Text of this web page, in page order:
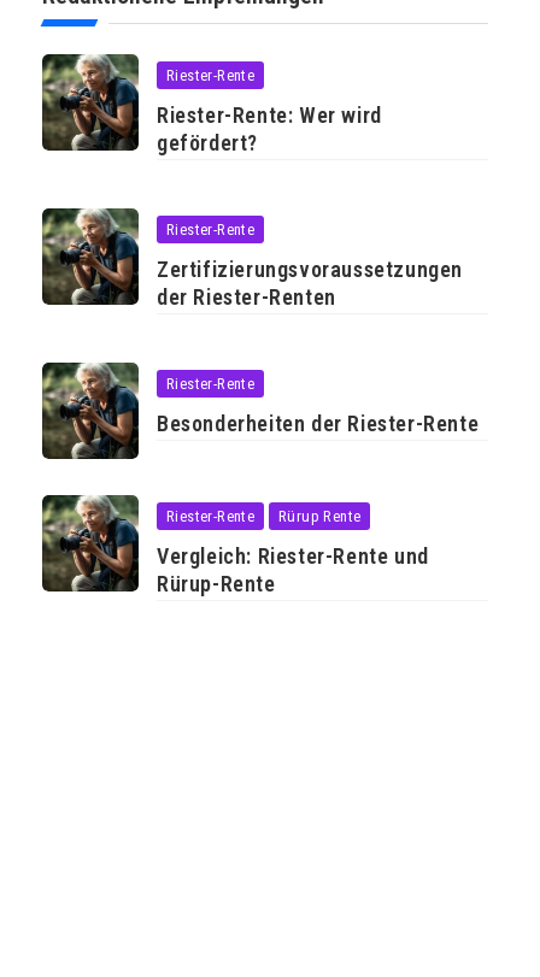
Riester-Rente
Riester-Rente: Wer wird
gefördert?
Riester-Rente
Zertifizierungsvoraussetzungen
der Riester-Renten
Riester-Rente
Besonderheiten der Riester-Rente
Riester-Rente Rürup Rente
Vergleich: Riester-Rente und
Rürup-Rente